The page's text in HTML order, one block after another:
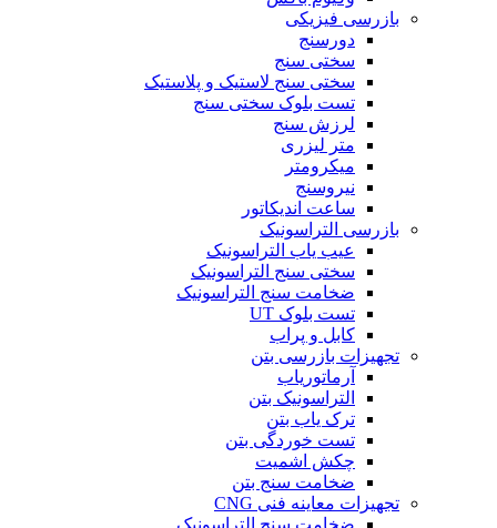
بازرسی فیزیکی
دورسنج
سختی سنج
سختی سنج لاستیک و پلاستیک
تست بلوک سختی سنج
لرزش سنج
متر لیزری
میکرومتر
نیروسنج
ساعت اندیکاتور
بازرسی التراسونیک
عیب یاب التراسونیک
سختی سنج التراسونیک
ضخامت سنج التراسونیک
تست بلوک UT
کابل و پراب
تجهیزات بازرسی بتن
آرماتوریاب
التراسونیک بتن
ترک یاب بتن
تست خوردگی بتن
چکش اشمیت
ضخامت سنج بتن
تجهیزات معاینه فنی CNG
ضخامت سنج التراسونیک